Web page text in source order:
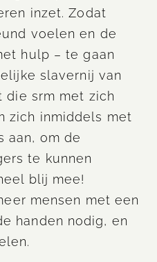
inzet. Zodat
voelen en de
hulp – te gaan
slavernij van
die srm met zich
zich inmiddels met
aan, om de
te kunnen
blij mee!
mensen met een
handen nodig, en